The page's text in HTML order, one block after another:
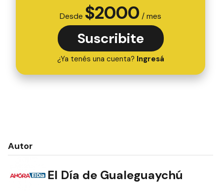
Desde $2000 / mes
Suscribite
¿Ya tenés una cuenta? Ingresá
Autor
El Día de Gualeguaychú